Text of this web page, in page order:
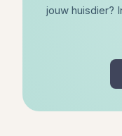
jouw huisdier?